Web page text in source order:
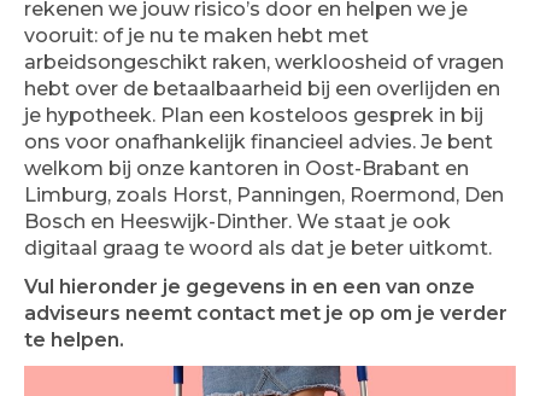
rekenen we jouw risico’s door en helpen we je
vooruit: of je nu te maken hebt met
arbeidsongeschikt raken, werkloosheid of vragen
hebt over de betaalbaarheid bij een overlijden en
je hypotheek. Plan een kosteloos gesprek in bij
ons voor onafhankelijk financieel advies. Je bent
welkom bij onze kantoren in Oost-Brabant en
Limburg, zoals Horst, Panningen, Roermond, Den
Bosch en Heeswijk-Dinther. We staat je ook
digitaal graag te woord als dat je beter uitkomt.
Vul hieronder je gegevens in en een van onze
adviseurs neemt contact met je op om je verder
te helpen.